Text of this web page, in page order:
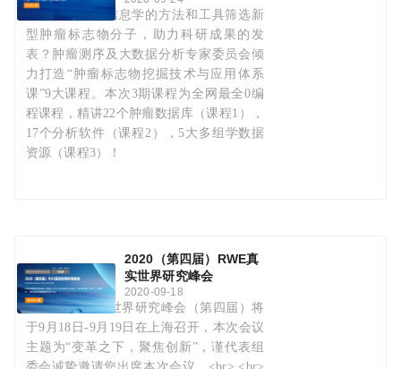
如何基于生物信息学的方法和工具筛选新
型肿瘤标志物分子，助力科研成果的发
表？肿瘤测序及大数据分析专家委员会倾
力打造“肿瘤标志物挖掘技术与应用体系
课”9大课程。本次3期课程为全网最全0编
程课程，精讲22个肿瘤数据库（课程1），
17个分析软件（课程2），5大多组学数据
资源（课程3）！
2020（第四届）RWE真
实世界研究峰会
2020-09-18
2020 RWE真实世界研究峰会（第四届）将
于9月18日-9月19日在上海召开，本次会议
主题为“变革之下，聚焦创新”，谨代表组